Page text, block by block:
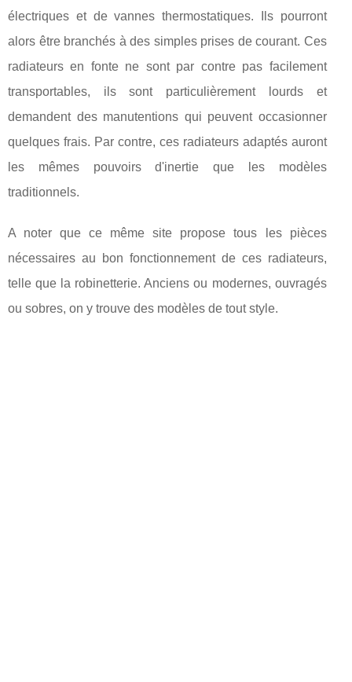
électriques et de vannes thermostatiques. Ils pourront
alors être branchés à des simples prises de courant. Ces
radiateurs en fonte ne sont par contre pas facilement
transportables, ils sont particulièrement lourds et
demandent des manutentions qui peuvent occasionner
quelques frais. Par contre, ces radiateurs adaptés auront
les mêmes pouvoirs d'inertie que les modèles
traditionnels.
A noter que ce même site propose tous les pièces
nécessaires au bon fonctionnement de ces radiateurs,
telle que la robinetterie. Anciens ou modernes, ouvragés
ou sobres, on y trouve des modèles de tout style.